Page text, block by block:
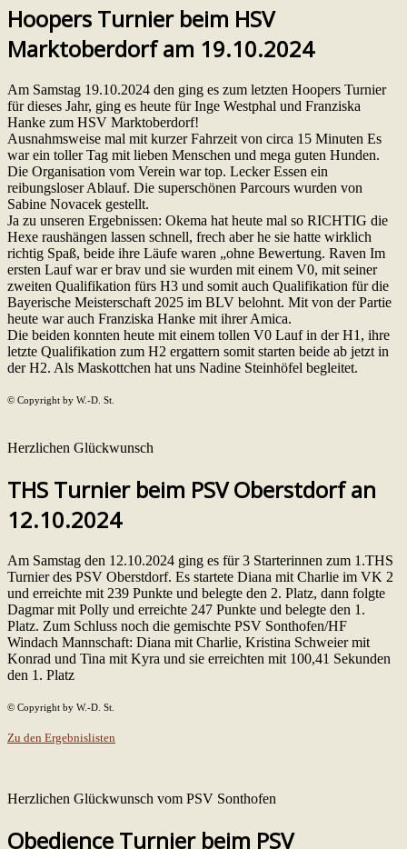
Hoopers Turnier beim HSV
Marktoberdorf am 19.10.2024
Am Samstag 19.10.2024 den ging es zum letzten Hoopers Turnier
für dieses Jahr, ging es heute für Inge Westphal und Franziska
Hanke zum HSV Marktoberdorf!
Ausnahmsweise mal mit kurzer Fahrzeit von circa 15 Minuten Es
war ein toller Tag mit lieben Menschen und mega guten Hunden.
Die Organisation vom Verein war top. Lecker Essen ein
reibungsloser Ablauf. Die superschönen Parcours wurden von
Sabine Novacek gestellt.
Ja zu unseren Ergebnissen: Okema hat heute mal so RICHTIG die
Hexe raushängen lassen schnell, frech aber he sie hatte wirklich
richtig Spaß, beide ihre Läufe waren „ohne Bewertung. Raven Im
ersten Lauf war er brav und sie wurden mit einem V0, mit seiner
zweiten Qualifikation fürs H3 und somit auch Qualifikation für die
Bayerische Meisterschaft 2025 im BLV belohnt. Mit von der Partie
heute war auch Franziska Hanke mit ihrer Amica.
Die beiden konnten heute mit einem tollen V0 Lauf in der H1, ihre
letzte Qualifikation zum H2 ergattern somit starten beide ab jetzt in
der H2. Als Maskottchen hat uns Nadine Steinhöfel begleitet.
© Copyright by W.-D. St.
Herzlichen Glückwunsch
THS Turnier beim PSV Oberstdorf an
12.10.2024
Am Samstag den 12.10.2024 ging es für 3 Starterinnen zum 1.THS
Turnier des PSV Oberstdorf. Es startete Diana mit Charlie im VK 2
und erreichte mit 239 Punkte und belegte den 2. Platz, dann folgte
Dagmar mit Polly und erreichte 247 Punkte und belegte den 1.
Platz. Zum Schluss noch die gemischte PSV Sonthofen/HF
Windach Mannschaft: Diana mit Charlie, Kristina Schweier mit
Konrad und Tina mit Kyra und sie erreichten mit 100,41 Sekunden
den 1. Platz
© Copyright by W.-D. St.
Zu den Ergebnislisten
Herzlichen Glückwunsch vom PSV Sonthofen
Obedience Turnier beim PSV